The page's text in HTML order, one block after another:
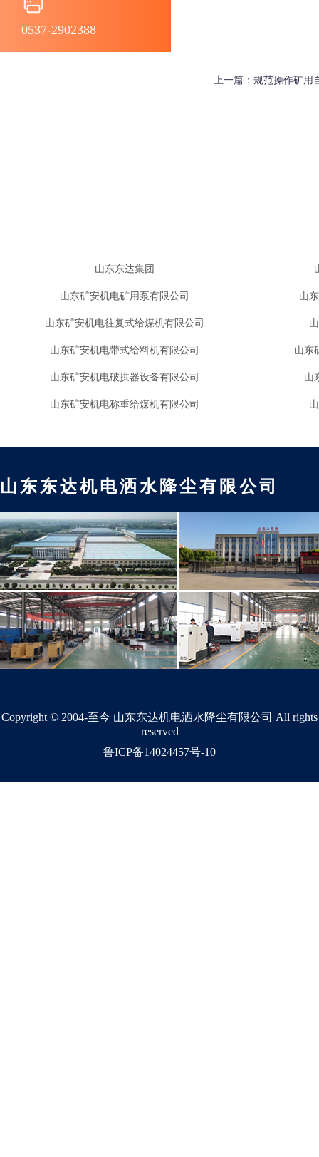
0537-2902388
上一篇： 规范操作矿用
山东东达集团
山东矿安机电矿用泵有限公司 山
山东矿安机电往复式给煤机有限公司
山东矿安机电带式给料机有限公司 山东
山东矿安机电破拱器设备有限公司 山
山东矿安机电称重给煤机有限公司
山东东达机电洒水降尘有限公司
Copyright © 2004-至今 山东东达机电洒水降尘有限公司 All rights
reserved
鲁ICP备14024457号-10